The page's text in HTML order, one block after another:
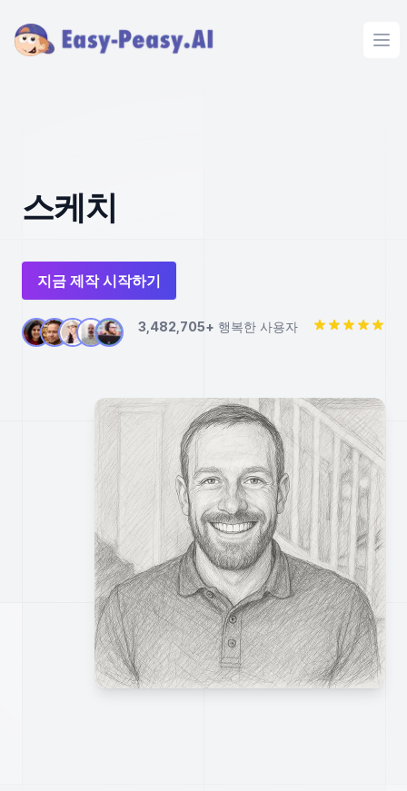
스케치
지금 제작 시작하기
3,482,705+ 행복한 사용자